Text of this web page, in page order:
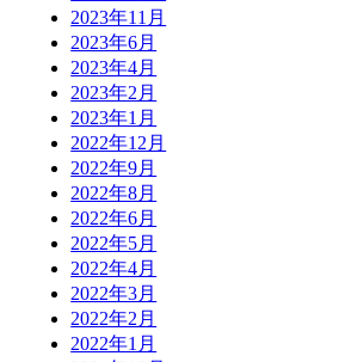
2023年11月
2023年6月
2023年4月
2023年2月
2023年1月
2022年12月
2022年9月
2022年8月
2022年6月
2022年5月
2022年4月
2022年3月
2022年2月
2022年1月